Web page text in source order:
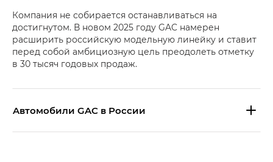
Компания не собирается останавливаться на
достигнутом. В новом 2025 году GAC намерен
расширить российскую модельную линейку и ставит
перед собой амбициозную цель преодолеть отметку
в 30 тысяч годовых продаж.
Aвтомобили GAC в России